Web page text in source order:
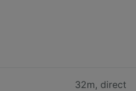
32m, direct